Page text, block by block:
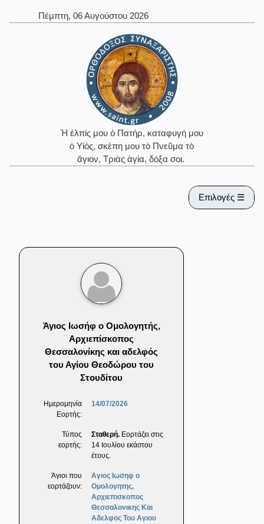
Πέμπτη, 06 Αυγούστου 2026
Ἡ ἐλπίς μου ὁ Πατήρ, καταφυγή μου
ὁ Υἱός, σκέπη μου τὸ Πνεῦμα τὸ
ἅγιον, Τριὰς ἁγία, δόξα σοι.
Επιλογές ☰
Άγιος Ιωσήφ ο Ομολογητής,
Αρχιεπίσκοπος
Θεσσαλονίκης και αδελφός
του Αγίου Θεοδώρου του
Στουδίτου
Ημερομηνία
Εορτής:
14/07/2026
Τύπος
εορτής:
Σταθερή. Εορτάζει στις
14 Ιουλίου εκάστου
έτους.
Άγιοι που
εορτάζουν:
Αγιος Ιωσηφ ο
Ομολογητης,
Αρχιεπισκοπος
Θεσσαλονικης Και
Αδελφος Του Αγιου